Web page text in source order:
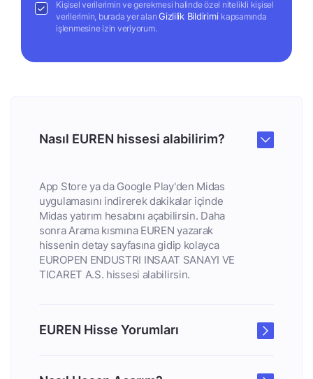
Kişisel verilerimin ve gerekmesi halinde özel nitelikli kişisel
verilerimin, burada yer alanGizlilik Bildirimi kapsamında
işlenmesine izin veriyorum.
Nasıl EUREN hissesi alabilirim?
App Store ya da Google Play'den Midas
uygulamasını indirerek dakikalar içinde
Midas yatırım hesabını açabilirsin. Daha
sonra Arama kısmına EUREN yazarak
hissenin detay sayfasına gidip kolayca
EUROPEN ENDUSTRI INSAAT SANAYI VE
TICARET A.S. hissesi alabilirsin.
EUREN Hisse Yorumları